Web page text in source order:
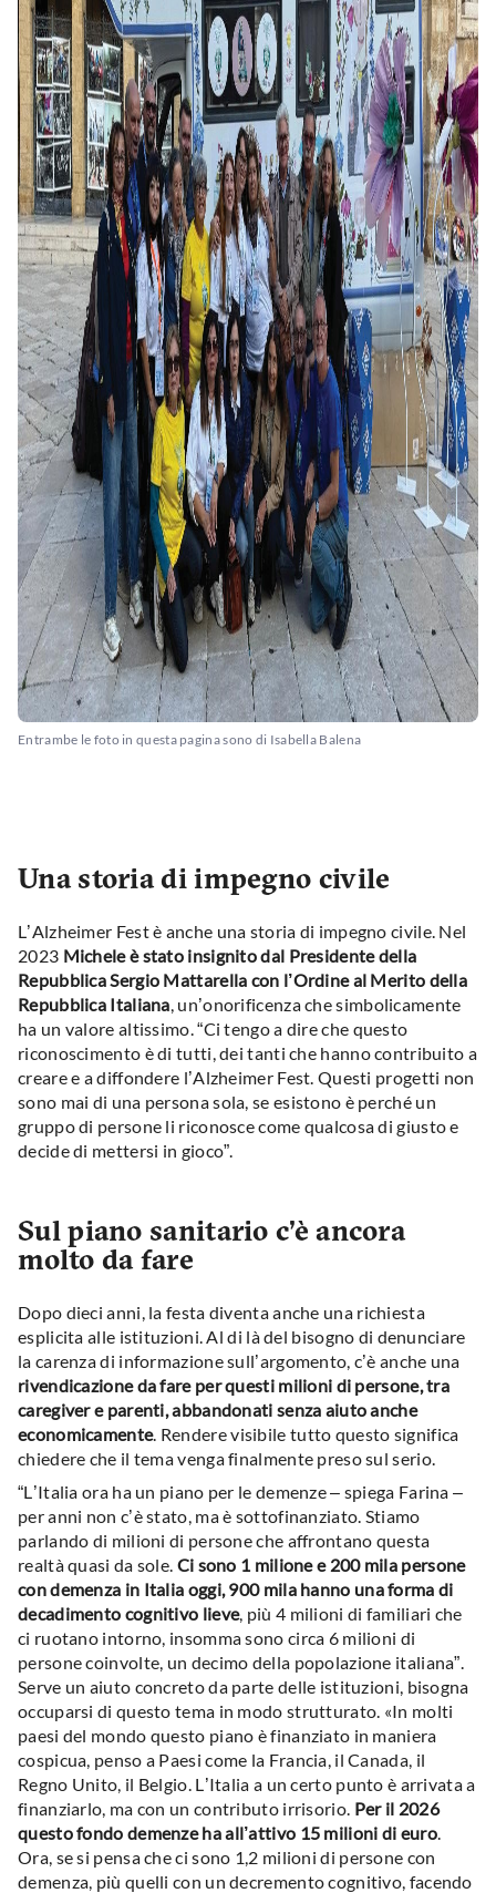
Entrambe le foto in questa pagina sono di Isabella Balena
Una storia di impegno civile
L’Alzheimer Fest è anche una storia di impegno civile. Nel
2023 Michele è stato insignito dal Presidente della
Repubblica Sergio Mattarella con l’Ordine al Merito della
Repubblica Italiana, un’onorificenza che simbolicamente
ha un valore altissimo. “Ci tengo a dire che questo
riconoscimento è di tutti, dei tanti che hanno contribuito a
creare e a diffondere l’Alzheimer Fest. Questi progetti non
sono mai di una persona sola, se esistono è perché un
gruppo di persone li riconosce come qualcosa di giusto e
decide di mettersi in gioco”.
Sul piano sanitario c’è ancora
molto da fare
Dopo dieci anni, la festa diventa anche una richiesta
esplicita alle istituzioni. Al di là del bisogno di denunciare
la carenza di informazione sull’argomento, c’è anche una
rivendicazione da fare per questi milioni di persone, tra
caregiver e parenti, abbandonati senza aiuto anche
economicamente. Rendere visibile tutto questo significa
chiedere che il tema venga finalmente preso sul serio.
“L’Italia ora ha un piano per le demenze – spiega Farina –
per anni non c’è stato, ma è sottofinanziato. Stiamo
parlando di milioni di persone che affrontano questa
realtà quasi da sole. Ci sono 1 milione e 200 mila persone
con demenza in Italia oggi, 900 mila hanno una forma di
decadimento cognitivo lieve, più 4 milioni di familiari che
ci ruotano intorno, insomma sono circa 6 milioni di
persone coinvolte, un decimo della popolazione italiana”.
Serve un aiuto concreto da parte delle istituzioni, bisogna
occuparsi di questo tema in modo strutturato. «In molti
paesi del mondo questo piano è finanziato in maniera
cospicua, penso a Paesi come la Francia, il Canada, il
Regno Unito, il Belgio. L’Italia a un certo punto è arrivata a
finanziarlo, ma con un contributo irrisorio. Per il 2026
questo fondo demenze ha all’attivo 15 milioni di euro.
Ora, se si pensa che ci sono 1,2 milioni di persone con
demenza, più quelli con un decremento cognitivo, facendo